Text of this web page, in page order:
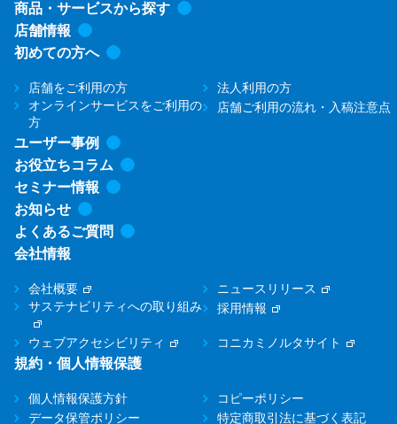
商品・サービスから探す
店舗情報
初めての方へ
店舗をご利用の方
法人利用の方
オンラインサービスをご利用の
方
店舗ご利用の流れ・入稿注意点
ユーザー事例
お役立ちコラム
セミナー情報
お知らせ
よくあるご質問
会社情報
会社概要
ニュースリリース
サステナビリティへの取り組み
採用情報
ウェブアクセシビリティ コニカミノルタサイト
規約・個人情報保護
個人情報保護方針
コピーポリシー
データ保管ポリシー
特定商取引法に基づく表記